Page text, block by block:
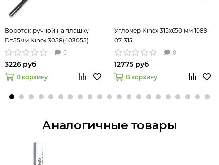
Вороток ручной на плашку
D=55мм Kinex 3058(403055)
0
3226 руб
В корзину
Угломер Kinex 315х650 мм 1089-
07-315
0
12775 руб
В корзину
Аналогичные товары